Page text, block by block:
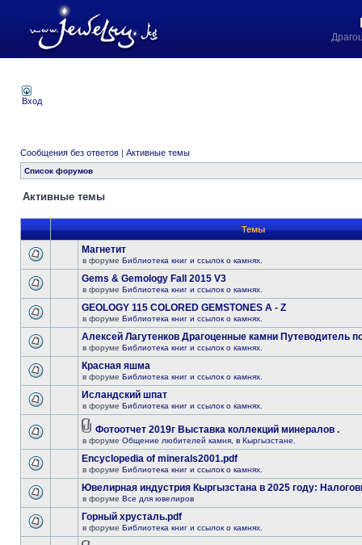
Вход
Сообщения без ответов | Активные темы
Список форумов
Активные темы
Темы
Магнетит
в форуме Библиотека книг и ссылок о камнях.
Gems & Gemology Fall 2015 V3
в форуме Библиотека книг и ссылок о камнях.
GEOLOGY 115 COLORED GEMSTONES A - Z
в форуме Библиотека книг и ссылок о камнях.
Алексей Лагутенков Драгоценные камни Путеводитель
в форуме Библиотека книг и ссылок о камнях.
Красная яшма
в форуме Библиотека книг и ссылок о камнях.
Исландский шпат
в форуме Библиотека книг и ссылок о камнях.
Фотоотчет 2019г Выставка коллекций минералов .
в форуме Общение любителей камня, в Кыргызстане.
Encyclopedia of minerals2001.pdf
в форуме Библиотека книг и ссылок о камнях.
Ювелирная индустрия Кыргызстана в 2025 году:
в форуме Все для ювелиров
Горный хрусталь.pdf
в форуме Библиотека книг и ссылок о камнях.